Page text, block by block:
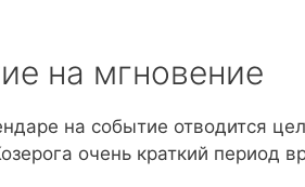
на мгновение
на событие отводится
очень краткий период